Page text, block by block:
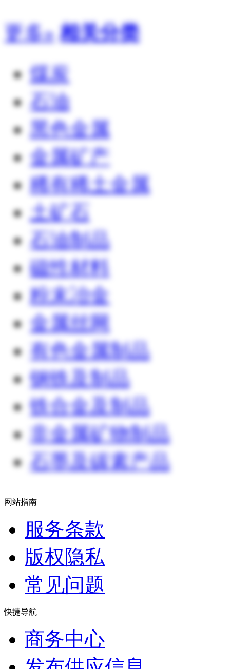
更多» 相关分类
煤炭
石油
黑色金属
金属矿产
稀有稀土金属
土矿石
石油制品
磁性材料
粉末冶金
金属丝网
有色金属制品
钢铁及制品
铁合金及制品
非金属矿物制品
石墨及碳素产品
网站指南
服务条款
版权隐私
常见问题
快捷导航
商务中心